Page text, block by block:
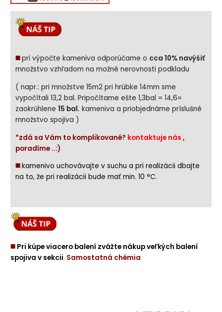
◼️pri výpočte kameniva odporúčame o cca 10% navýšiť
množstvo vzhľadom na možné nerovnosti podkladu
( napr.: pri množstve 15m2 pri hrúbke 14mm sme
vypočítali 13,2 bal. Pripočítame ešte 1,3bal = 14,6=
zaokrúhlene15 bal. kameniva a priobjednáme príslušné
množstvo spojiva )
*zdá sa Vám to komplikované? kontaktuje nás ,
poradíme ..:)
◼️kamenivo uchovávajte v suchu a pri realizácii dbajte
na to, že pri realizácii bude mať min. 10 °C.
◼️ Pri kúpe viacero balení zvážte nákup veľkých balení
spojiva v sekcii Samostatná chémia